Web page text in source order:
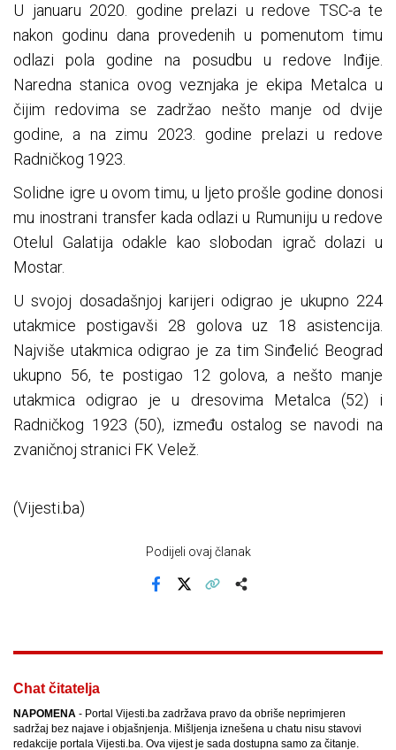
U januaru 2020. godine prelazi u redove TSC-a te
nakon godinu dana provedenih u pomenutom timu
odlazi pola godine na posudbu u redove Inđije.
Naredna stanica ovog veznjaka je ekipa Metalca u
čijim redovima se zadržao nešto manje od dvije
godine, a na zimu 2023. godine prelazi u redove
Radničkog 1923.
Solidne igre u ovom timu, u ljeto prošle godine donosi
mu inostrani transfer kada odlazi u Rumuniju u redove
Otelul Galatija odakle kao slobodan igrač dolazi u
Mostar.
U svojoj dosadašnjoj karijeri odigrao je ukupno 224
utakmice postigavši 28 golova uz 18 asistencija.
Najviše utakmica odigrao je za tim Sinđelić Beograd
ukupno 56, te postigao 12 golova, a nešto manje
utakmica odigrao je u dresovima Metalca (52) i
Radničkog 1923 (50), između ostalog se navodi na
zvaničnoj stranici FK Velež.
(Vijesti.ba)
Podijeli ovaj članak
Chat čitatelja
NAPOMENA - Portal Vijesti.ba zadržava pravo da obriše neprimjeren
sadržaj bez najave i objašnjenja. Mišljenja iznešena u chatu nisu stavovi
redakcije portala Vijesti.ba. Ova vijest je sada dostupna samo za čitanje.